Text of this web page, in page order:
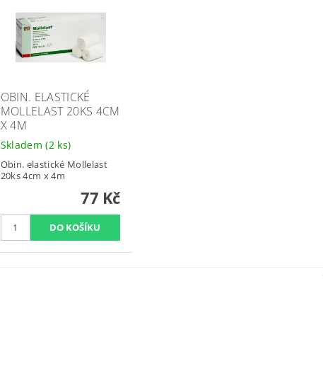
OBIN. ELASTICKÉ
MOLLELAST 20KS 4CM
X 4M
Skladem(2 ks)
Obin. elastické Mollelast
20ks 4cm x 4m
77 Kč